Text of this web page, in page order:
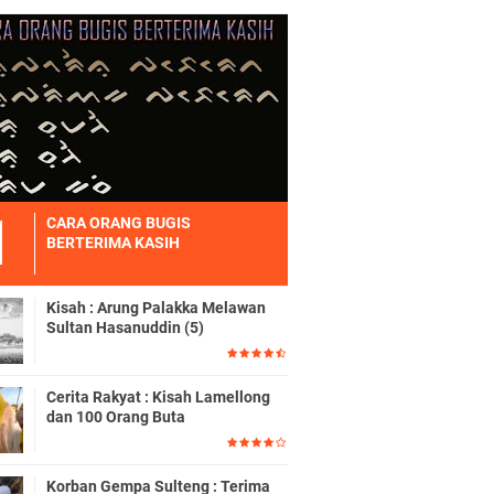
CARA ORANG BUGIS
BERTERIMA KASIH
Kisah : Arung Palakka Melawan
Sultan Hasanuddin (5)
Cerita Rakyat : Kisah Lamellong
dan 100 Orang Buta
Korban Gempa Sulteng : Terima